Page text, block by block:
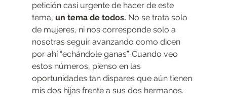
petición casi urgente de hacer de este
tema, un tema de todos. No se trata solo
de mujeres, ni nos corresponde solo a
nosotras seguir avanzando como dicen
por ahí “echándole ganas”. Cuando veo
estos números, pienso en las
oportunidades tan dispares que aún tienen
mis dos hijas frente a sus dos hermanos.